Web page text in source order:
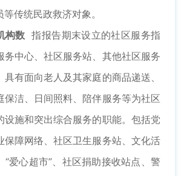
传统民政救济对象。
构数 指报告期末设立的社区服务指
务中心、社区服务站、其他社区服务
有面向老人及其家庭的商品递送、
保洁、日间照料、陪伴服务等为社区
设施和突出综合服务的职能。包括党
保障网络、社区卫生服务站、文化活
“爱心超市”、社区捐助接收站点、警